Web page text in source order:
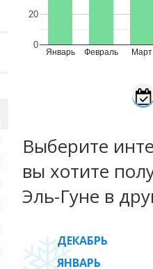
Январь Февраль Март
0
20
Выберите
вы хотите
Эль-Гуне в
ДЕКАБРЬ
ЯНВАРЬ